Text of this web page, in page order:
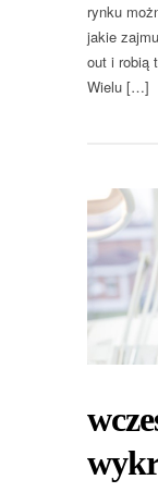
rynku
jakie
out i robią
Wielu […]